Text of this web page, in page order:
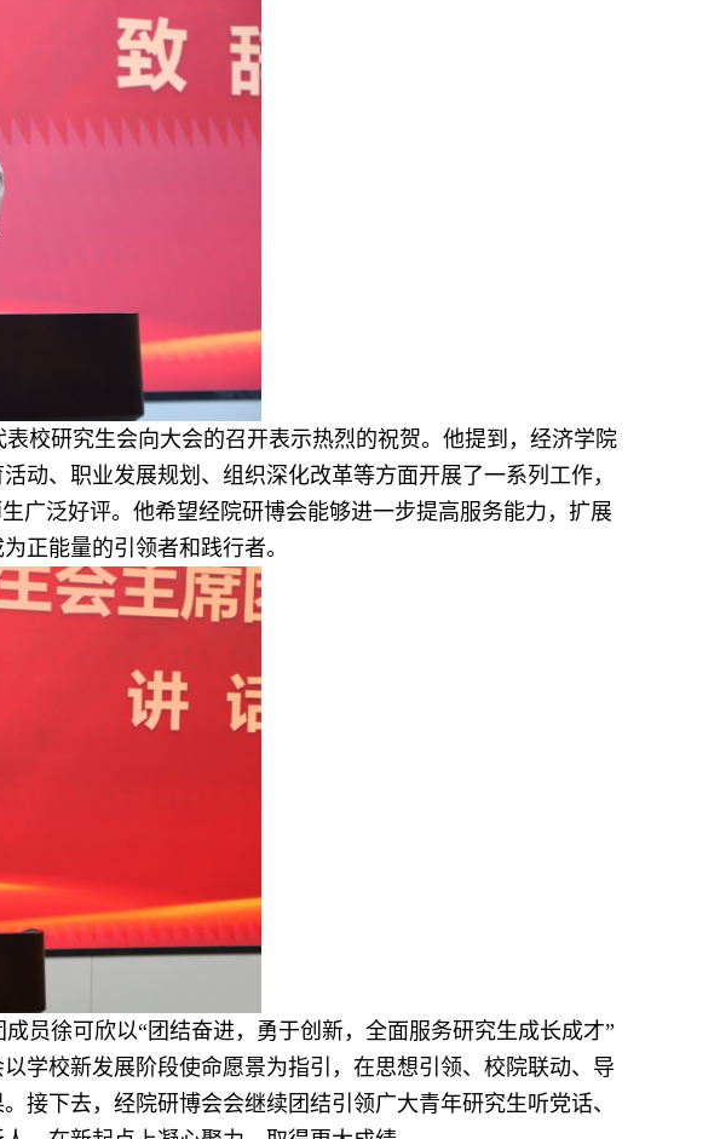
表校研究生会向大会的召开表示热烈的祝贺。他提到，经济学院
动、职业发展规划、组织深化改革等方面开展了一系列工作，
广泛好评。 他希望经院研博会能够进一步提高服务能力，扩展
正能量的引领者和践行者。
员徐可欣以“团结奋进，勇于创新，全面服务研究生成长成才”
学校新发展阶段使命愿景为指引，在思想引领、 校院联动、 导
接下去，经院研博会会继续团结引领广大青年研究生听党话、